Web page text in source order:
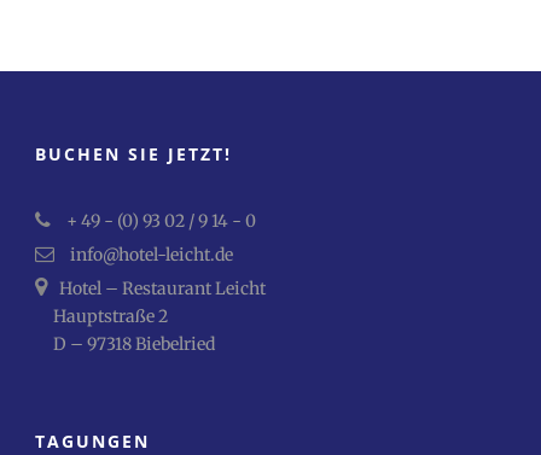
BUCHEN SIE JETZT!
+ 49 - (0) 93 02 / 9 14 - 0
info@hotel-leicht.de
Hotel – Restaurant Leicht
Hauptstraße 2
D – 97318 Biebelried
TAGUNGEN